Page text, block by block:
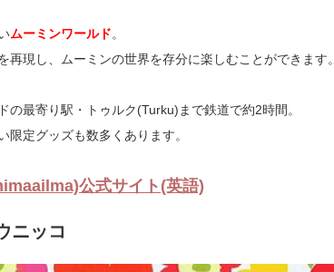
ムーミンワールド。
再現し、ムーミンの世界を存分に楽しむことができます。
の最寄り駅・トゥルク(Turku)まで鉄道で約2時間。
限定グッズも数多くあります。
公式サイト(英語)
ニッコ